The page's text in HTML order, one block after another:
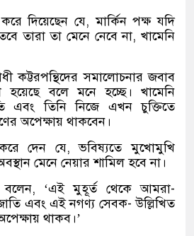
দিয়েছেন যে, মার্কিন পক্ষ যদি
তারা তা মেনে নেবে না, খামেনি
কট্টরপন্থিদের সমালোচনার জবাব
হয়েছে বলে মনে হচ্ছে। খামেনি
এবং তিনি নিজে এখন চুক্তিতে
অপেক্ষায় থাকবেন।
দেন যে, ভবিষ্যতে মুখোমুখি
মেনে নেয়ার শামিল হবে না।
বলেন, ‘এই মুহূর্ত থেকে আমরা-
এবং এই নগণ্য সেবক- উল্লিখিত
থাকব।’